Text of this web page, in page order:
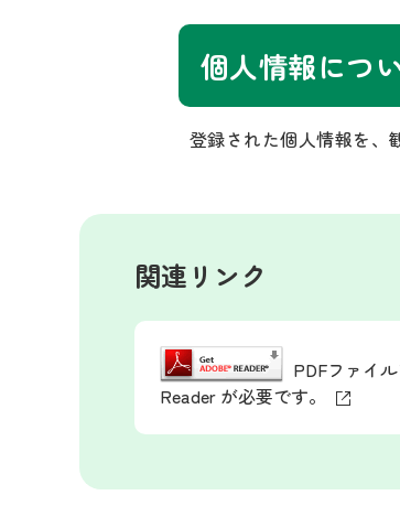
個人情報につ
登録された個人情報を、
関連リンク
PDFファイ
Reader が必要です。